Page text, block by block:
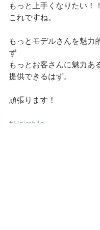
もっと上手くなりたい！！
これですね。
もっとモデルさんを魅力
ず
もっとお客さんに魅力あ
提供できるはず。
頑張ります！
#Hairstyle